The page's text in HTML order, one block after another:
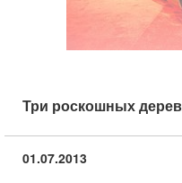
Три роскошных
01.07.2013